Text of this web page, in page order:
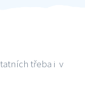
třeba i v